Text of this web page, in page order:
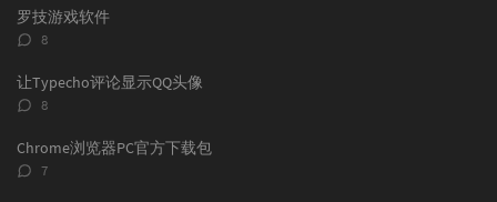
数：
罗技游戏软件
评
数：
8
让Typecho评论显示QQ头像
评
数：
8
Chrome浏览器PC官方下载包
评
7